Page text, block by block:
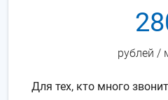
рублей /
Для тех, кто много